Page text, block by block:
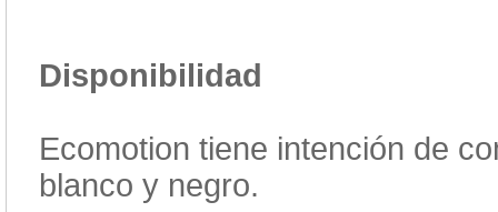
Disponibilidad
Ecomotion tiene intención de
blanco y negro.